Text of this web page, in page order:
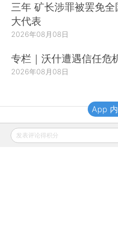
三年 矿长涉罪被罢免全
大代表
2026年08月08日
专栏｜沃什遭遇信任危
2026年08月08日
财新移动
发表评论得积分
App